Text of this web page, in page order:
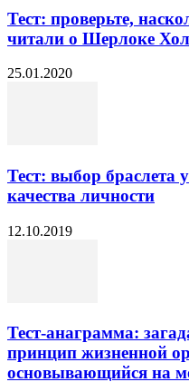
Тест: проверьте,
читали о Шерлоке
25.01.2020
Тест: выбор браслета
качества личности
12.10.2019
Тест-анаграмма:
принцип жизненной
основывающийся на